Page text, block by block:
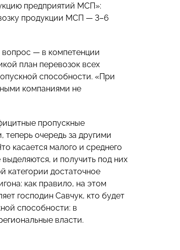
предприятий МСП»:
продукции МСП — 3–6
вопрос — в компетенции
план перевозок всех
способности. «При
компаниями не
пропускные
очередь за другими
касается малого и среднего
и получить под них
категории достаточное
как правило, на этом
господин Савчук, кто будет
способности: в
власти.